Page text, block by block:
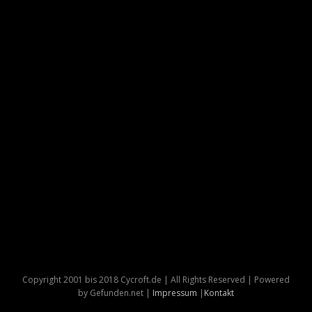
Copyright 2001 bis 2018 Cycroft.de | All Rights Reserved | Powered
by Gefunden.net | Impressum | Kontakt